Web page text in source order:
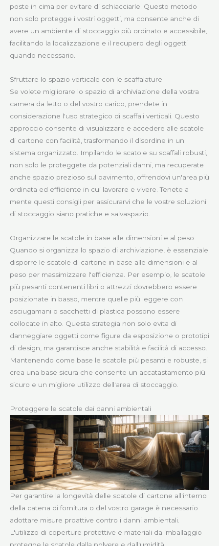
poste in cima per evitare di schiacciarle. Questo metodo
non solo protegge i vostri oggetti, ma consente anche di
avere un ambiente di stoccaggio più ordinato e accessibile,
facilitando la localizzazione e il recupero degli oggetti
quando necessario.
Sfruttare lo spazio verticale con le scaffalature
Se volete migliorare lo spazio di archiviazione della vostra
camera da letto o del vostro carico, prendete in
considerazione l'uso strategico di scaffali verticali. Questo
approccio consente di visualizzare e accedere alle scatole
di cartone con facilità, trasformando il disordine in un
sistema organizzato. Impilando le scatole su scaffali robusti,
non solo le proteggete da potenziali danni, ma recuperate
anche spazio prezioso sul pavimento, offrendovi un'area più
ordinata ed efficiente in cui lavorare e vivere. Tenete a
mente questi consigli per assicurarvi che le vostre soluzioni
di stoccaggio siano pratiche e salvaspazio.
Organizzare le scatole in base alle dimensioni e al peso
Quando si organizza lo spazio di archiviazione, è essenziale
disporre le scatole di cartone in base alle dimensioni e al
peso per massimizzare l'efficienza. Per esempio, le scatole
più pesanti contenenti libri o attrezzi dovrebbero essere
posizionate in basso, mentre quelle più leggere con
asciugamani o sacchetti di plastica possono essere
collocate in alto. Questa strategia non solo evita di
danneggiare oggetti come figure da esposizione o prototipi
di design, ma garantisce anche stabilità e facilità di accesso.
Mantenendo come base le scatole più pesanti e robuste, si
crea una base sicura che consente un accatastamento più
sicuro e un migliore utilizzo dell'area di stoccaggio.
Proteggere le scatole dai danni ambientali
Per garantire la longevità delle scatole di cartone all'interno
della catena di fornitura o del vostro garage è necessario
adottare misure proattive contro i danni ambientali.
L'utilizzo di coperture protettive e materiali da imballaggio